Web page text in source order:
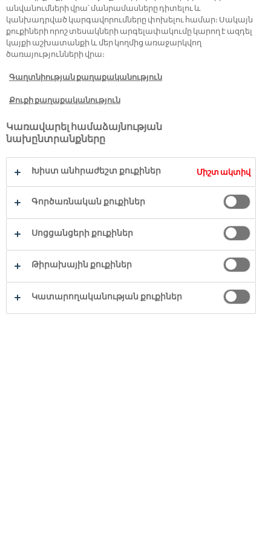
ԱՊՐԱՆՔԱՏԵՍԱԿՆԵՐ
A-Z
ԲԱՑԱՀԱՅՏԵՔ ԱՎԵԼԻՆ
Բացահայտեք այբբենական կարգով
դասակարգված մեր ըմպելիքները
անվանումների վրա՝ մանրամասները դիտելու և
կանխադրված կարգավորումները փոխելու համար։ Սակայն
քուքիների որոշ տեսակների արգելափակումը կարող է ազդել
կայքի աշխատանքի և մեր կողմից առաջարկվող
ծառայությունների վրա։
Գաղտնիության քաղաքականություն
Քուքի քաղաքականություն
Կառավարել համաձայնության
նախընտրանքները
Խիստ անհրաժեշտ քուքիներ Միշտ ակտիվ
Գործառնական քուքիներ
Սոցցանցերի քուքիներ
Թիրախային քուքիներ
Կատարողականության քուքիներ